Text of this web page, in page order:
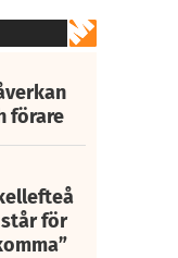
förare
för